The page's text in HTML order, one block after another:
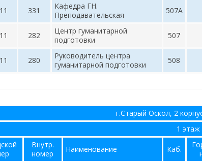
331
Кафедра ГН.
Преподавательская
507А
282
Центр гуманитарной
подготовки
507
280
Руководитель центра
гуманитарной подготовки
508
г.Старый Оскол, 2
1 этаж
Внутр.
номер
Наименование Каб.